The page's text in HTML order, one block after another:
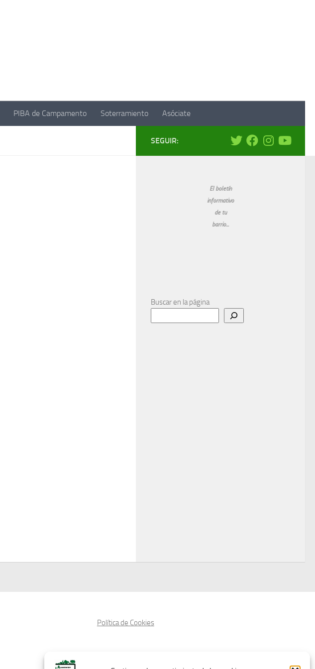
PIBA de Campamento Soterramiento Asóciate
SEGUIR:
El boletín
informativo
de tu
barrio...
Buscar en la página
Política de Cookies